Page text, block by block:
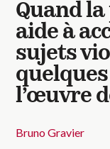
A la une
Adolescence
Dispositif
Enfance
Périnatalité
Psychanalyse
Soin
Dossiers
Auteurs
Blocs-notes
Quand
aide à
sujets
l’œuvre
Bruno Gravier